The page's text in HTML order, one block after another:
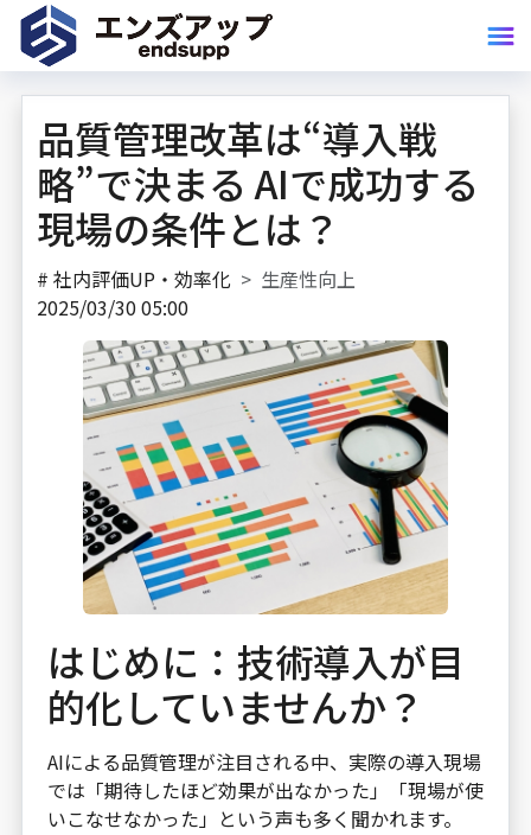
品質管理改革は“導入戦
略”で決まる AIで成功する
現場の条件とは？
#社内評価UP・効率化
生産性向上
2025/03/30 05:00
はじめに：技術導入が目
的化していませんか？
AIによる品質管理が注目される中、実際の導入現場
では「期待したほど効果が出なかった」「現場が使
いこなせなかった」という声も多く聞かれます。